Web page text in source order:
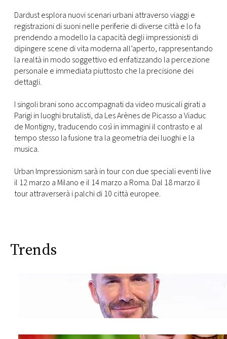
Dardust esplora nuovi scenari urbani attraverso viaggi e
registrazioni di suoni nelle periferie di diverse città e lo fa
prendendo a modello la capacità degli impressionisti di
dipingere scene di vita moderna all’aperto, rappresentando
la realtà in modo soggettivo ed enfatizzando la percezione
personale e immediata piuttosto che la precisione dei
dettagli.
I singoli brani sono accompagnati da video musicali girati a
Parigi in luoghi brutalisti, da Les Arènes de Picasso a Viaduc
de Montigny, traducendo così in immagini il contrasto e al
tempo stesso la fusione tra la geometria dei luoghi e la
musica.
Urban Impressionism sarà in tour con due speciali eventi live
il 12 marzo a Milano e il 14 marzo a Roma. Dal 18 marzo il
tour attraverserà i palchi di 10 città europee.
Trends